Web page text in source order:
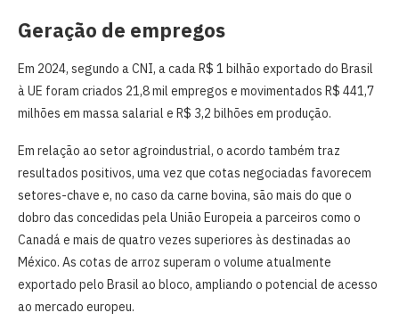
Geração de empregos
Em 2024, segundo a CNI, a cada R$ 1 bilhão exportado do Brasil
à UE foram criados 21,8 mil empregos e movimentados R$ 441,7
milhões em massa salarial e R$ 3,2 bilhões em produção.
Em relação ao setor agroindustrial, o acordo também traz
resultados positivos, uma vez que cotas negociadas favorecem
setores-chave e, no caso da carne bovina, são mais do que o
dobro das concedidas pela União Europeia a parceiros como o
Canadá e mais de quatro vezes superiores às destinadas ao
México. As cotas de arroz superam o volume atualmente
exportado pelo Brasil ao bloco, ampliando o potencial de acesso
ao mercado europeu.